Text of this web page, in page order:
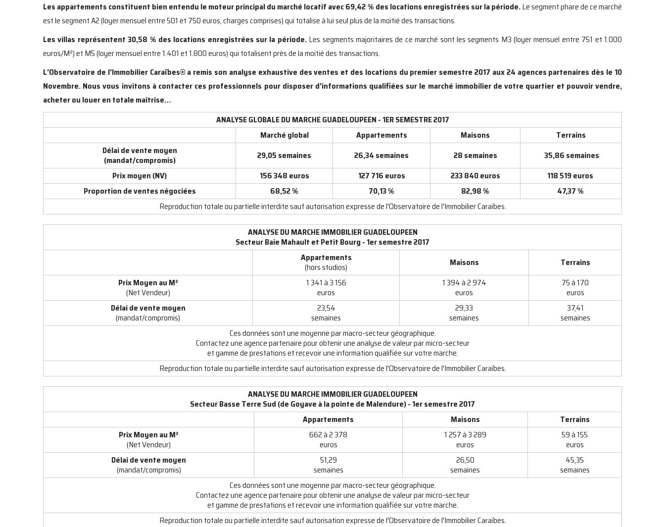
Les appartements constituent bien entendu le moteur principal du marché locatif avec 69,42 % des locations enregistrées sur la période.Le segment phare de ce marché
est le segment A2 (loyer mensuel entre 501 et 750 euros, charges comprises) qui totalise à lui seul plus de la moitié des transactions.
Les villas représentent 30,58 % des locations enregistrées sur la période. Les segments majoritaires de ce marché sont les segments M3 (loyer mensuel entre 751 et 1.000
euros/M²) et M5 (loyer mensuel entre 1.401 et 1.800 euros) qui totalisent près de la moitié des transactions.
L'Observatoire de l'Immobilier Caraïbes® a remis son analyse exhaustive des ventes et des locations du premier semestre 2017 aux 24 agences partenaires dès le 10
Novembre. Nous vous invitons à contacter ces professionnels pour disposer d'informations qualifiées sur le marché immobilier de votre quartier et pouvoir vendre,
acheter ou louer en totale maîtrise…
ANALYSE GLOBALE DU MARCHE GUADELOUPEEN - 1ER SEMESTRE 2017
Marché global
Appartements Maisons
Terrains
Délai de vente moyen
(mandat/compromis)
29,05 semaines 26,34 semaines 28 semaines
35,86 semaines
Prix moyen (NV)
156 348 euros 127 716 euros 233 840 euros
118 519 euros
Proportion de ventes négociées
68,52 % 70,13 % 82,98 %
47,37 %
Reproduction totale ou partielle interdite sauf autorisation expresse de l'Observatoire de l'Immobilier Caraïbes.
ANALYSE DU MARCHE IMMOBILIER GUADELOUPEEN
Secteur Baie Mahault et Petit Bourg - 1er semestre 2017
Appartements
(hors studios)
Maisons
Terrains
Prix Moyen au M²
(Net Vendeur)
1 341 à 3 156
euros
1 394 à 2 974
euros
75 à 170
euros
Délai de vente moyen
(mandat/compromis)
23,54
semaines
29,33
semaines
37,41
semaines
Ces données sont une moyenne par macro-secteur géographique.
Contactez une agence partenaire pour obtenir une analyse de valeur par micro-secteur
et gamme de prestations et recevoir une information qualifiée sur votre marche.
Reproduction totale ou partielle interdite sauf autorisation expresse de l'Observatoire de l'Immobilier Caraïbes.
ANALYSE DU MARCHE IMMOBILIER GUADELOUPEEN
Secteur Basse Terre Sud (de Goyave à la pointe de Malendure) - 1er semestre 2017
Appartements
Maisons
Terrains
Prix Moyen au M²
(Net Vendeur)
662 à 2 378
euros
1 257 à 3 289
euros
59 à 155
euros
Délai de vente moyen
(mandat/compromis)
51,29
semaines
26,50
semaines
45,35
semaines
Ces données sont une moyenne par macro-secteur géographique.
Contactez une agence partenaire pour obtenir une analyse de valeur par micro-secteur
et gamme de prestations et recevoir une information qualifiée sur votre marche.
Reproduction totale ou partielle interdite sauf autorisation expresse de l'Observatoire de l'Immobilier Caraïbes.